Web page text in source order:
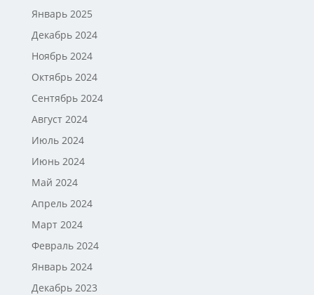
Январь 2025
Декабрь 2024
Ноябрь 2024
Октябрь 2024
Сентябрь 2024
Август 2024
Июль 2024
Июнь 2024
Май 2024
Апрель 2024
Март 2024
Февраль 2024
Январь 2024
Декабрь 2023